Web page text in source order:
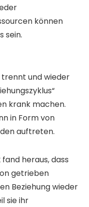
können
sein.
trennt und wieder
krank machen.
in Form von
auftreten.
heraus, dass
getrieben
Beziehung wieder
sie ihr